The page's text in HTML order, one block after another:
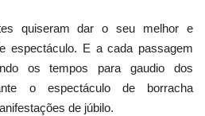
quiseram dar o seu melhor e
espectáculo. E a cada passagem
os tempos para gaudio dos
o espectáculo de borracha
de júbilo.